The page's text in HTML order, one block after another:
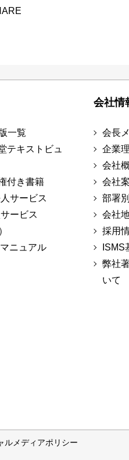
一覧
テキストビュ
付き書籍
サービス
ービス
ニュアル
会社情
会長
企業
会社
会社
部署
会社
採用
ISMS
弊社
いて
ルメディアポリシー